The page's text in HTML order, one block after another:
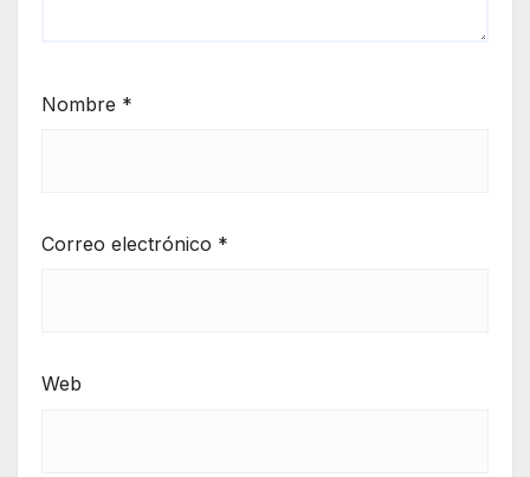
Nombre *
Correo electrónico *
Web